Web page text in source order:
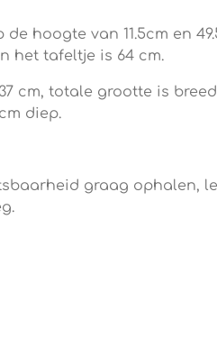
hoogte van 11.5cm en
het tafeltje is 64 cm.
cm, totale grootte is breed
diep.
graag ophalen,